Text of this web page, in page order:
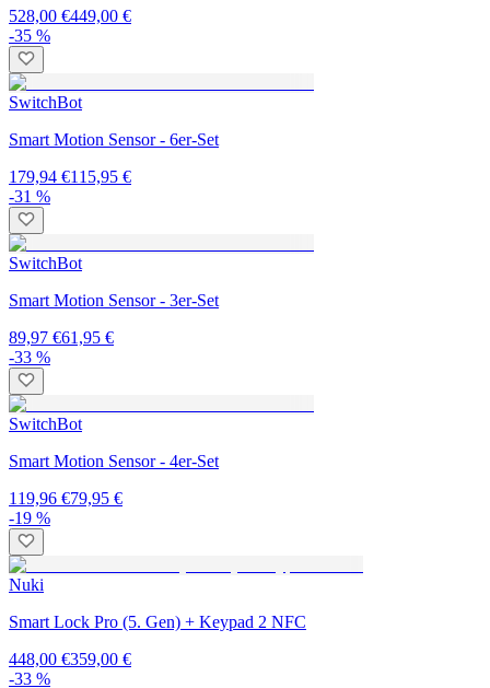
528,00 €449,00 €
-35 %
SwitchBot
Smart Motion Sensor - 6er-Set
179,94 €115,95 €
-31 %
SwitchBot
Smart Motion Sensor - 3er-Set
89,97 €61,95 €
-33 %
SwitchBot
Smart Motion Sensor - 4er-Set
119,96 €79,95 €
-19 %
Nuki
Smart Lock Pro (5. Gen) + Keypad 2 NFC
448,00 €359,00 €
-33 %